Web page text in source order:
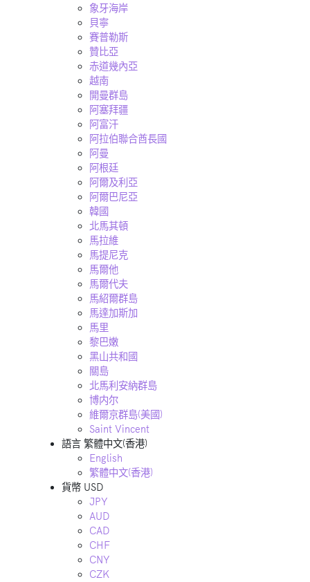
象牙海岸
貝寧
賽普勒斯
贊比亞
赤道幾內亞
越南
開曼群島
阿塞拜疆
阿富汗
阿拉伯聯合酋長國
阿曼
阿根廷
阿爾及利亞
阿爾巴尼亞
韓國
北馬其頓
馬拉維
馬提尼克
馬爾他
馬爾代夫
馬紹爾群島
馬達加斯加
馬里
黎巴嫩
黑山共和國
關島
北馬利安納群島
博内尔
維爾京群島(美國)
Saint Vincent
語言 繁體中文(香港)
English
繁體中文(香港)
貨幣 USD
JPY
AUD
CAD
CHF
CNY
CZK